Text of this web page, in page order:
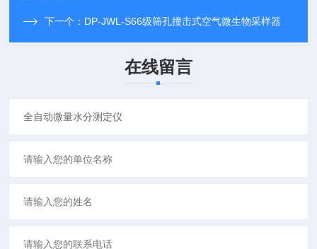
下一个： DP-JWL-S66级筛孔撞击式空气微生物采样器
在线留言